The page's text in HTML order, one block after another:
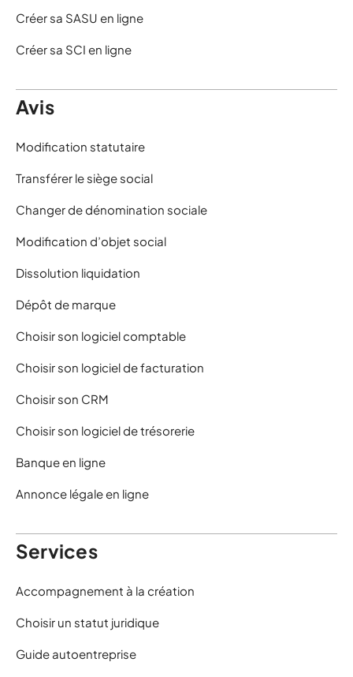
Créer sa SASU en ligne
Créer sa SCI en ligne
Avis
Modification statutaire
Transférer le siège social
Changer de dénomination sociale
Modification d’objet social
Dissolution liquidation
Dépôt de marque
Choisir son logiciel comptable
Choisir son logiciel de facturation
Choisir son CRM
Choisir son logiciel de trésorerie
Banque en ligne
Annonce légale en ligne
Services
Accompagnement à la création
Choisir un statut juridique
Guide autoentreprise